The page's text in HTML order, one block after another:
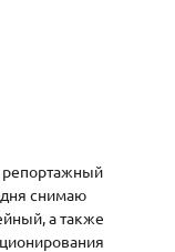
снимаю
а также